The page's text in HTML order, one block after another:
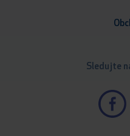
Sledujte